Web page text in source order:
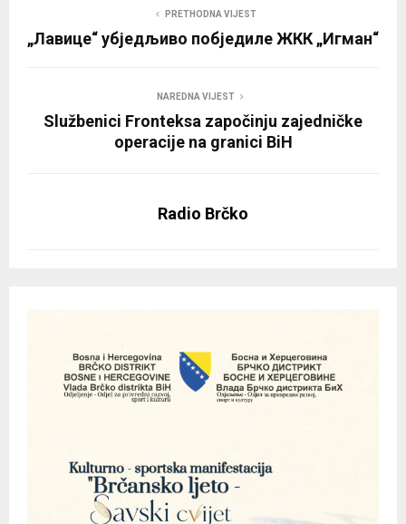
PRETHODNA VIJEST
„Лавице“ убједљиво побједиле ЖКК „Игман“
NAREDNA VIJEST
Službenici Fronteksa započinju zajedničke
operacije na granici BiH
Radio Brčko